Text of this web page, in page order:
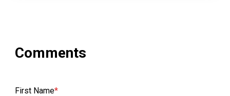
First Name*